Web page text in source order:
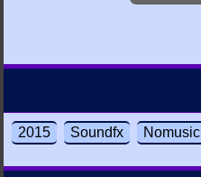
2015 Soundfx Nomusic